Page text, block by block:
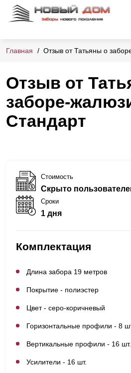
Главная Отзыв от Татьяны о
Отзыв от
заборе-
Стандарт
Стоимость
Скрыто
Сроки
1 дня
Комплектация
Длина забора 19 метров
Покрытие - полиэстер
Цвет - серо-коричневый
Горизонтальные профили - 8
Вертикальные профили - 16 шт.
Усилители - 16 шт.